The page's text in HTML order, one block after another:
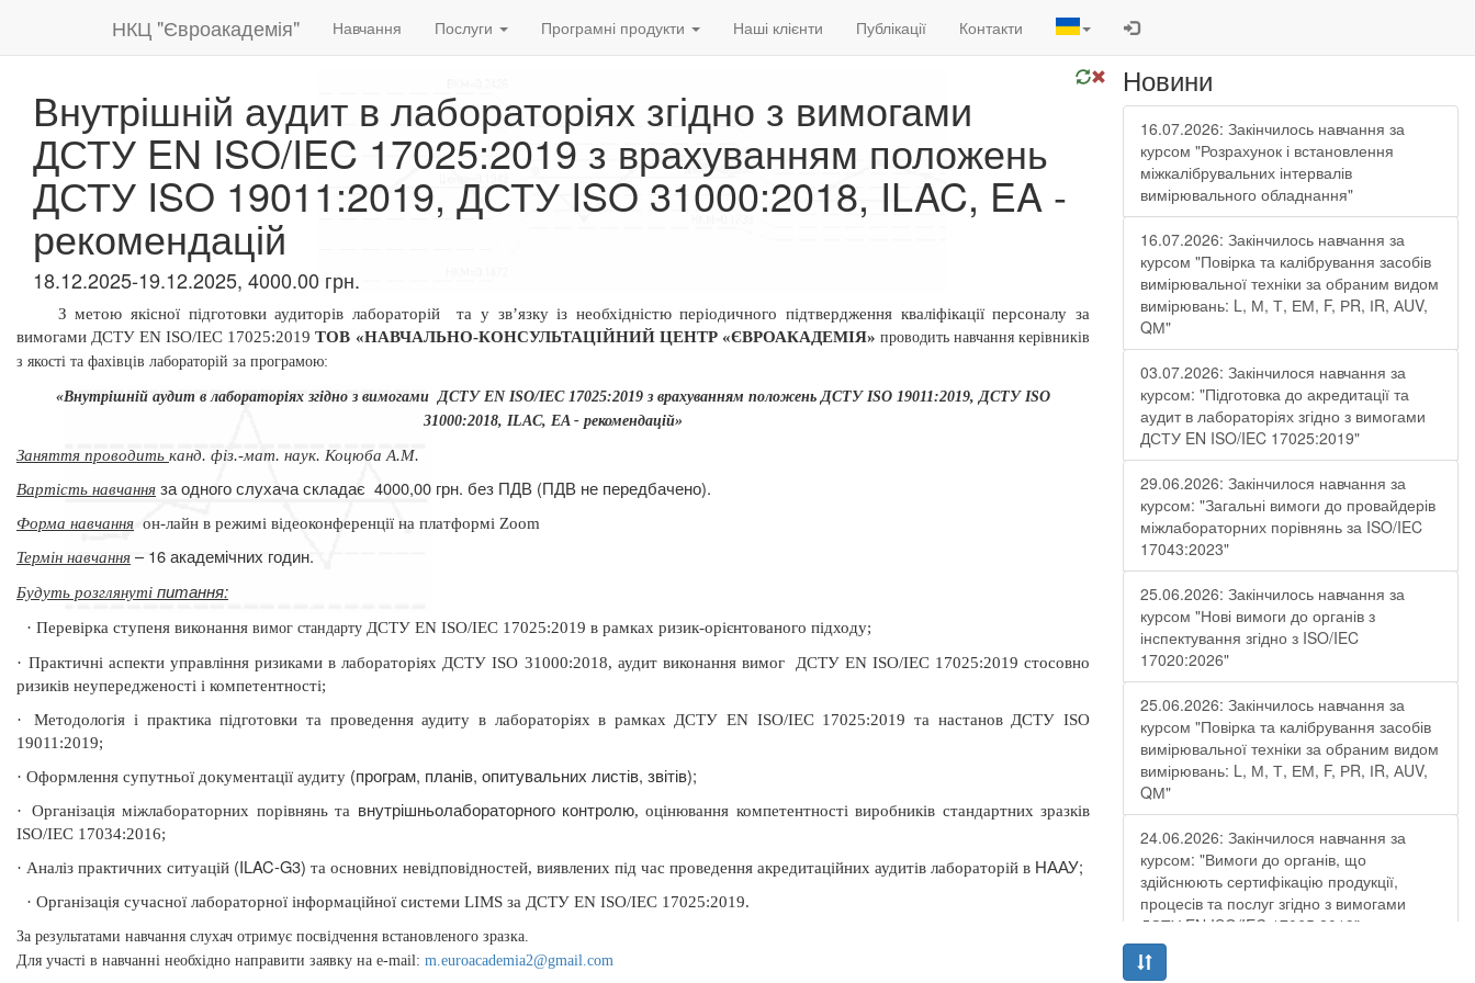
НКЦ "Євроакадемія" Навчання Послуги Програмні продукти Наші клієнти Публікації Контакти
Внутрішній аудит в лабораторіях згідно з вимогами
ДСТУ EN ISO/IEC 17025:2019 з врахуванням положень
ДСТУ ISO 19011:2019, ДСТУ ISO 31000:2018, ILAC, EA -
рекомендацій
18.12.2025-19.12.2025, 4000.00 грн.
З метою якісної підготовки аудиторів лабораторій та у зв’язку із необхідністю періодичногопідтвердження кваліфікації персоналу за
вимогами ДСТУEN ISO/IEC 17025:2019ТОВ «НАВЧАЛЬНО-КОНСУЛЬТАЦІЙНИЙ ЦЕНТР «ЄВРОАКАДЕМІЯ» проводить навчання керівників
з якості та фахівців лабораторій за програмою:
«Внутрішній аудит в лабораторіях згідно з вимогами ДСТУ EN ISO/IEC 17025:2019 з врахуванням положень ДСТУ ISO 19011:2019,ДСТУ ISO
31000:2018, ILAC, EA - рекомендацій»
Заняття проводить канд. фіз.-мат. наук. Коцюба А.М.
Вартість навчання за одного слухача складає 4000,00 грн. без ПДВ (ПДВ не передбачено).
Форма навчання он-лайн в режимі відеоконференції на платформі Zoom
Термін навчання – 16 академічних годин.
Будуть розглянуті питання:
· Перевіркаступеня виконаннявимог стандартуДСТУ EN ISO/IEC 17025:2019 в рамках ризик-орієнтованого підходу;
· Практичні аспекти управління ризиками в лабораторіях ДСТУ ISO 31000:2018, аудит виконання вимог
ДСТУ EN ISO/IEC 17025:2019 стосовно
ризиків неупередженості і компетентності;
·
Методологія і практика підготовки та проведення аудиту в лабораторіях в рамках ДСТУ EN ISO/IEC 17025:2019 та настанов ДСТУISO
19011:2019;
· Оформлення супутньої документації аудиту (програм, планів, опитувальних листів, звітів);
· Організаціяміжлабораторних порівнянь та внутрішньолабораторного контролю, оцінювання компетентності виробників стандартних зразків
ISO/IEC 17034:2016;
· Аналіз практичних ситуацій (ILAC-G3) та основних невідповідностей, виявлених під час проведення акредитаційних аудитів лабораторій в НААУ;
· Організація сучасної лабораторної інформаційної системиLIMSза ДСТУ EN ISO/IEC 17025:2019.
За результатами навчання слухач отримує посвідчення встановленого зразка.
Для участі в навчанні необхідно направити заявку на e-mail: m.euroacademia2@gmail.com
Новини
16.07.2026: Закінчилось навчання за
курсом "Розрахунок і встановлення
міжкалібрувальних інтервалів
вимірювального обладнання"
16.07.2026: Закінчилось навчання за
курсом "Повірка та калібрування засобів
вимірювальної техніки за обраним видом
вимірювань: L, М, Т, ЕМ, F, РR, ІR, АUV,
QМ"
03.07.2026: Закінчилося навчання за
курсом: "Підготовка до акредитації та
аудит в лабораторіях згідно з вимогами
ДСТУ EN ISO/IEC 17025:2019"
29.06.2026: Закінчилося навчання за
курсом: "Загальні вимоги до провайдерів
міжлабораторних порівнянь за ISO/IEC
17043:2023"
25.06.2026: Закінчилось навчання за
курсом "Нові вимоги до органів з
інспектування згідно з ISO/IEC
17020:2026"
25.06.2026: Закінчилось навчання за
курсом "Повірка та калібрування засобів
вимірювальної техніки за обраним видом
вимірювань: L, М, Т, ЕМ, F, РR, ІR, АUV,
QМ"
24.06.2026: Закінчилося навчання за
курсом: "Вимоги до органів, що
здійснюють сертифікацію продукції,
процесів та послуг згідно з вимогами
ДСТУ EN ISO/IEC 17065:2019"
19.06.2026: Закінчилося навчання за